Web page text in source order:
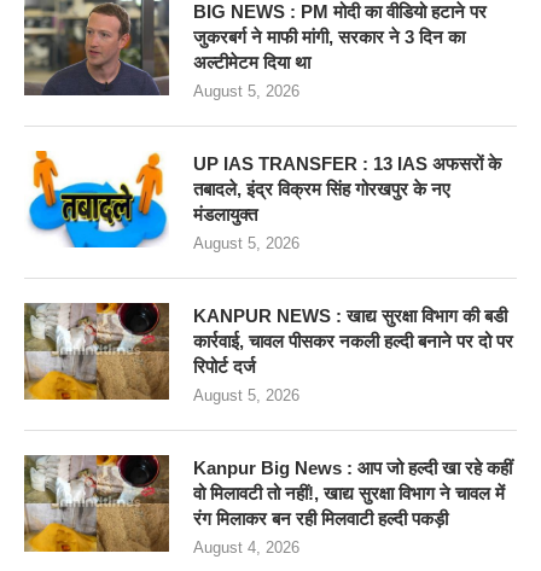
BIG NEWS : PM मोदी का वीडियो हटाने पर
जुकरबर्ग ने माफी मांगी, सरकार ने 3 दिन का
अल्टीमेटम दिया था
August 5, 2026
UP IAS TRANSFER : 13 IAS अफसरों के
तबादले, इंद्र विक्रम सिंह गोरखपुर के नए
मंडलायुक्त
August 5, 2026
KANPUR NEWS : खाद्य सुरक्षा विभाग की बडी
कार्रवाई, चावल पीसकर नकली हल्दी बनाने पर दो पर
रिपोर्ट दर्ज
August 5, 2026
Kanpur Big News : आप जो हल्दी खा रहे कहीं
वो मिलावटी तो नहीं!, खाद्य सुरक्षा विभाग ने चावल में
रंग मिलाकर बन रही मिलवाटी हल्दी पकड़ी
August 4, 2026